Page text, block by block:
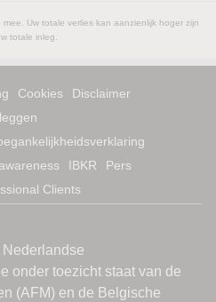
Uw totale verlies kan aanzienlijk hoger zijn
totale inleg.
Cookies
Disclaimer
IBKR
Pers
Clients